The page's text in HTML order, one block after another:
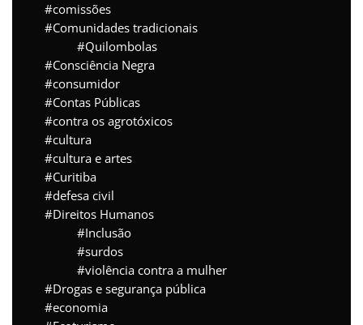
comissões
Comunidades tradicionais
Quilombolas
Consciência Negra
consumidor
Contas Públicas
contra os agrotóxicos
cultura
cultura e artes
Curitiba
defesa civil
Direitos Humanos
Inclusão
surdos
violência contra a mulher
Drogas e segurança pública
economia